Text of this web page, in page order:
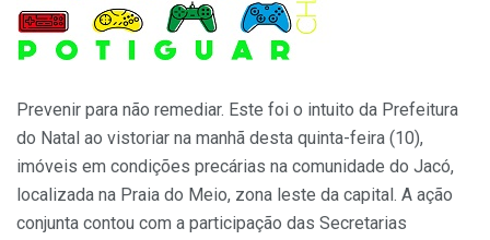
Prevenir para não remediar. Este foi o intuito da Prefeitura
do Natal ao vistoriar na manhã desta quinta-feira (10),
imóveis em condições precárias na comunidade do Jacó,
localizada na Praia do Meio, zona leste da capital. A ação
conjunta contou com a participação das Secretarias